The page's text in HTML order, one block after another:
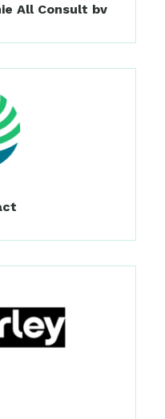
All Consult bv